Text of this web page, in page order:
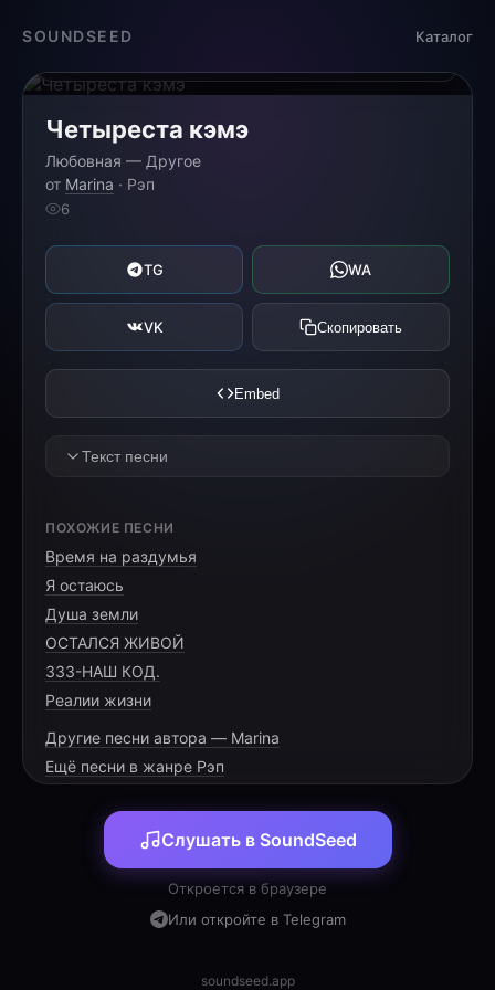
SOUNDSEED Каталог
Четыреста кэмэ
Любовная — Другое
от Marina · Рэп
6
TG WA
VK Скопировать
Embed
Текст песни
Четыреста кэмэ, Кострома за спиной,
Два года как миг, ты рядом со мной.
Дорога петляет, стирая границы,
[VERSE 1]
После прошлых руин было сложно
поверить,
Закрывали на ключ все засовы и двери.
Думали — просто дружба, опора и смех,
ПОХОЖИЕ ПЕСНИ
Время на раздумья
Я остаюсь
Душа земли
ОСТАЛСЯ ЖИВОЙ
333-НАШ КОД.
Реалии жизни
Другие песни автора — Marina
Ещё песни в жанре Рэп
Слушать в SoundSeed
Откроется в браузере
Или откройте в Telegram
soundseed.app